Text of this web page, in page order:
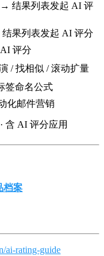
结果列表发起 AI 评
果列表发起 AI 评分
评分
/ 找相似 / 滚动扩量
签命名公式
化邮件营销
含 AI 评分应用
档案
ai-rating-guide